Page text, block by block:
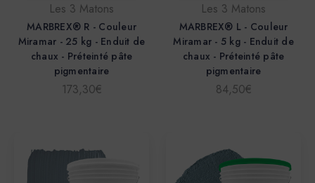
Les 3 Matons
MARBREX® R - Couleur
Miramar - 25 kg - Enduit de
chaux - Préteinté pâte
pigmentaire
173,30€
Les 3 Matons
MARBREX® L - Couleur
Miramar - 5 kg - Enduit de
chaux - Préteinté pâte
pigmentaire
84,50€